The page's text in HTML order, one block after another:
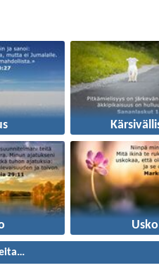
Usko